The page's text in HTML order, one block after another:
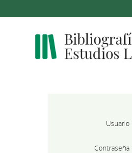
Usuario
Contraseña